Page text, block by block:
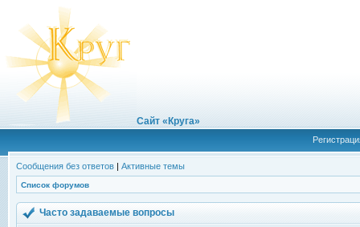
Сайт «Круга»
Сообщения без ответов | Активные темы
Список форумов
Часто задаваемые вопросы